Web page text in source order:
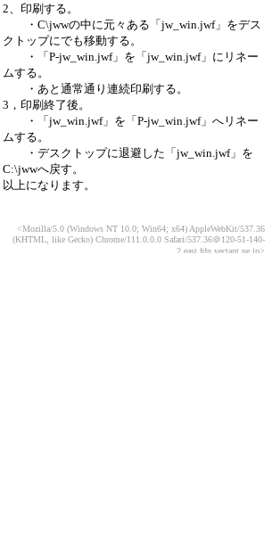
2、印刷する。
・C\jwwの中に元々ある「jw_win.jwf」をデス
クトップにでも移動する。
・「P-jw_win.jwf」を「jw_win.jwf」にリネー
ムする。
・あと通常通り連続印刷する。
3，印刷終了後。
・「jw_win.jwf」を「P-jw_win.jwf」へリネー
ムする。
・デスクトップに退避した「jw_win.jwf」を
C:\jwwへ戻す。
以上になります。
<Mozilla/5.0 (Windows NT 10.0; Win64; x64) AppleWebKit/537.36
(KHTML, like Gecko) Chrome/111.0.0.0 Safari/537.36＠120-51-140-
2.east.fdn.vectant.ne.jp>